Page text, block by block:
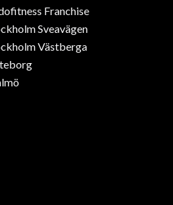
Franchise
Sveavägen
Västberga